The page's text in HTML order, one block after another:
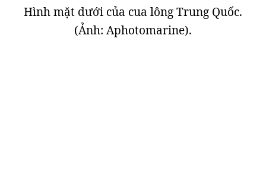
Hình mặt dưới của cua lông Trung Quốc.
(Ảnh: Aphotomarine).